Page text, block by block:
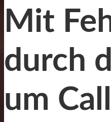
Mit
durch
um